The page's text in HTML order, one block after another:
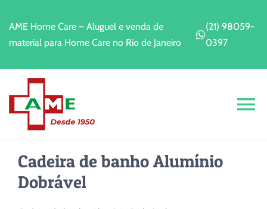
paraAME Home Care – Aluguel e venda de
material para Home Care no Rio de Janeiro
(21) 98059-
0397
A Empresa
Cadeira de banho Alumínio
Dobrável